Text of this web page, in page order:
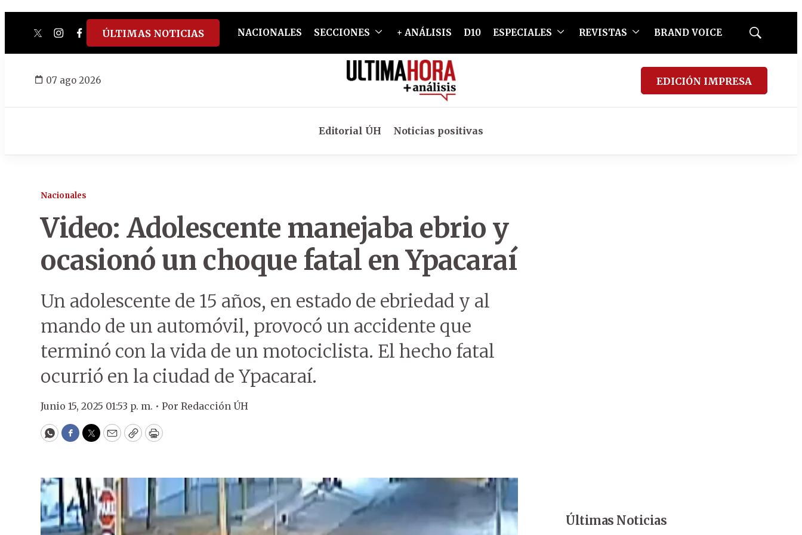
twitterinstagram
facebook
tiktokyoutube
spotify
ÚLTIMAS NOTICIAS NACIONALES SECCIONES + ANÁLISIS D10 ESPECIALES REVISTAS BRAND VOICE
Mostrar
07 ago 2026 EDICIÓN IMPRESA
Editorial ÚH Noticias positivas
Nacionales
Video: Adolescente manejaba ebrio y
ocasionó un choque fatal en Ypacaraí
Un adolescente de 15 años, en estado de ebriedad y al
mando de un automóvil, provocó un accidente que
terminó con la vida de un motociclista. El hecho fatal
ocurrió en la ciudad de Ypacaraí.
Junio 15, 2025 01:53 p. m. • Por Redacción ÚH
WhatsApp
Facebook
Twitter
EmailCopyPrint
Últimas Noticias